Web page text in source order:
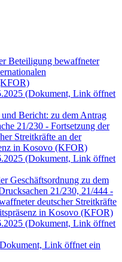
Beteiligung bewaffneter
(Dokument, Link öffnet
Bericht: zu dem Antrag
21/230 - Fortsetzung der
Streitkräfte an der
in Kosovo (KFOR)
(Dokument, Link öffnet
Geschäftsordnung zu dem
21/230, 21/444 -
deutscher Streitkräfte
in Kosovo (KFOR)
(Dokument, Link öffnet
Link öffnet ein